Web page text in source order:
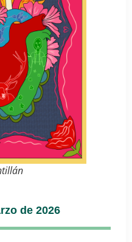
de 2026